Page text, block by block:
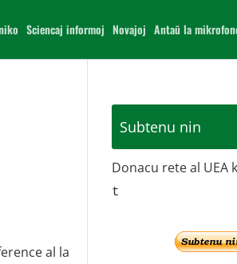
Sciencaj informoj Novajoj Antaŭ la
al la
Subtenu nin
Donacu rete al UEA
t